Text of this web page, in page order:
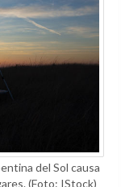
del Sol causa
(Foto: IStock)